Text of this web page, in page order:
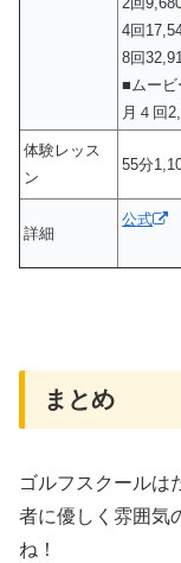
4回
8回
■ムービ
月４回
体験レッス
ン
55分
詳細
公式
まとめ
ゴルフスクールは
者に優しく雰囲気
ね！